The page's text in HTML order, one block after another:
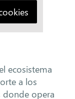
ecosistema
a los
donde opera